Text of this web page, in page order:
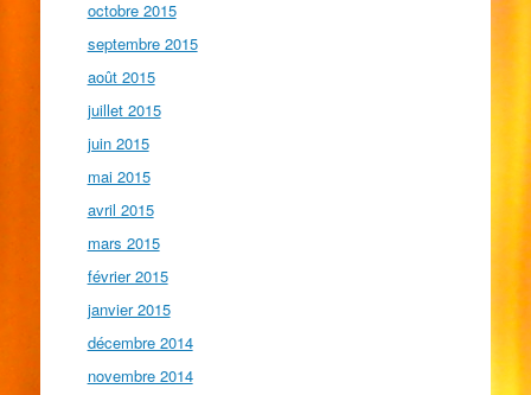
octobre 2015
septembre 2015
août 2015
juillet 2015
juin 2015
mai 2015
avril 2015
mars 2015
février 2015
janvier 2015
décembre 2014
novembre 2014